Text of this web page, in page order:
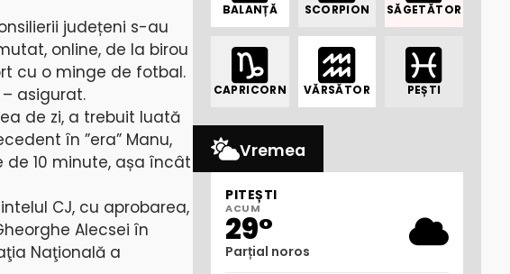
județeni s-au
online, de la birou
cu o minge de fotbal.
asigurat.
de zi, a trebuit luată
în ”era” Manu,
de 10 minute, așa încât
CJ, cu aprobarea,
Alecsei în
Naţională a
BALANȚĂ SCORPION SĂGETĂTOR
CAPRICORN VĂRSĂTOR PEȘTI
Vremea
PITEȘTI
ACUM
29°
Parțial noros